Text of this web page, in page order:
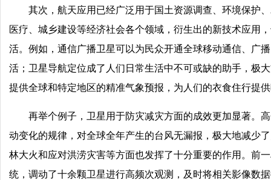
其次，航天应用已经广泛用于国土资源调查、环境保护
医疗、城乡建设等经济社会各个领域，衍生出的新技术应用
活。例如，通信广播卫星可以为民众开通全球移动通信、广
活；卫星导航定位成了人们日常生活中不可或缺的助手，极
提供全球和特定地区的精准气象预报，为人们的衣食住行提
再举个例子，卫星用于防灾减灾方面的成效更加显著。
动变化的规律，对全球全年产生的台风无漏报，极大地减少
林大火和应对洪涝灾害等方面也发挥了十分重要的作用。前
统，调动了十余颗卫星进行高频次观测，及时将相关影像数